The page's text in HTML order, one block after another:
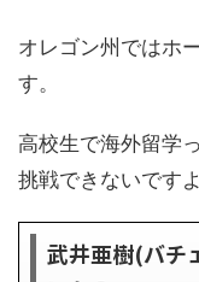
オレゴン州ではホ
す。
高校生で海外留学
挑戦できないですよ
武井亜樹(バチ